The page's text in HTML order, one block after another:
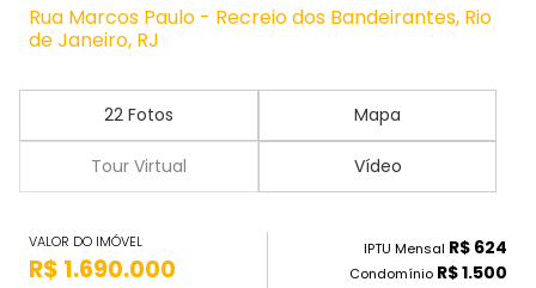
Rua Marcos Paulo - Recreio dos Bandeirantes, Rio
de Janeiro, RJ
22 Fotos Mapa
Tour Virtual Vídeo
VALOR DO IMÓVEL
R$ 1.690.000
IPTU Mensal R$ 624
Condomínio R$ 1.500